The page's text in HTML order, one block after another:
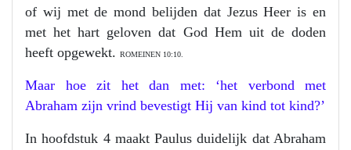
of wij met de mond belijden dat Jezus Heer is en
met het hart geloven dat God Hem uit de doden
heeft opgewekt. ROMEINEN 10:10.
Maar hoe zit het dan met: ‘het verbond met
Abraham zijn vrind bevestigt Hij van kind tot kind?’
In hoofdstuk 4 maakt Paulus duidelijk dat Abraham